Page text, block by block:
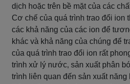
dịch hoặc trên bề mặt của các
Cơ chế của quá trình trao đổi ion
các khả năng của các ion để
khác và khả năng của chúng để
của quá trình trao đổi ion rất
trình xử lý nước, sản xuất phân
trình liên quan đến sản xuất